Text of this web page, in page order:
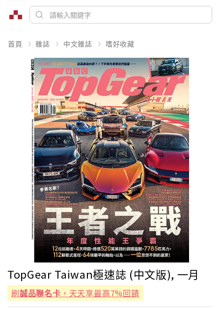
首頁 雜誌 中文雜誌 嗜好收藏
TopGear Taiwan極速誌 (中文版), 一月
刷誠品聯名卡 ，天天享最高7%回饋